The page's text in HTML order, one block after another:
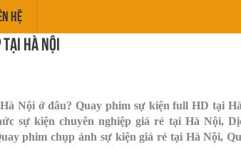
HỆ
Hà Nội
Nội ở đâu? Quay phim sự kiện full HD tại
sự kiện chuyên nghiệp giá rẻ tại Hà Nội,
phim chụp ảnh sự kiện giá rẻ tại Hà Nội,